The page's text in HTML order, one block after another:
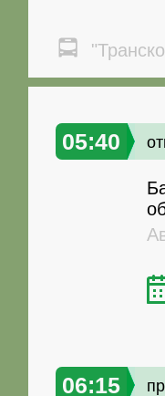
05:40
06:15